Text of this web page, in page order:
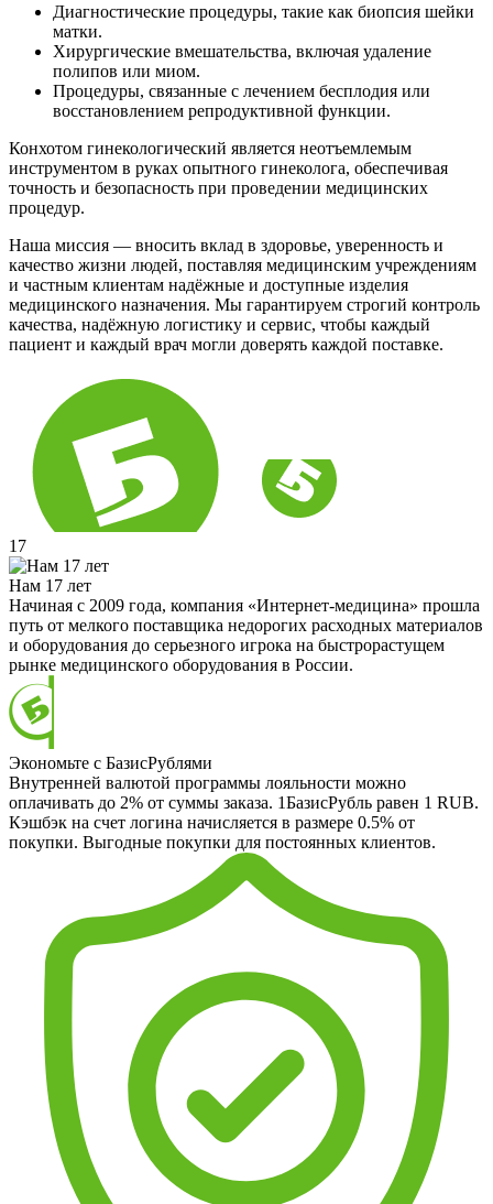
Диагностические процедуры, такие как биопсия шейки
матки.
Хирургические вмешательства, включая удаление
полипов или миом.
Процедуры, связанные с лечением бесплодия или
восстановлением репродуктивной функции.
Конхотом гинекологический является неотъемлемым
инструментом в руках опытного гинеколога, обеспечивая
точность и безопасность при проведении медицинских
процедур.
Наша миссия — вносить вклад в здоровье, уверенность и
качество жизни людей, поставляя медицинским учреждениям
и частным клиентам надёжные и доступные изделия
медицинского назначения. Мы гарантируем строгий контроль
качества, надёжную логистику и сервис, чтобы каждый
пациент и каждый врач могли доверять каждой поставке.
17
Нам 17 лет
Начиная с 2009 года, компания «Интернет-медицина» прошла
путь от мелкого поставщика недорогих расходных материалов
и оборудования до серьезного игрока на быстрорастущем
рынке медицинского оборудования в России.
Экономьте с БазисРублями
Внутренней валютой программы лояльности можно
оплачивать до 2% от суммы заказа. 1БазисРубль равен 1 RUB.
Кэшбэк на счет логина начисляется в размере 0.5% от
покупки. Выгодные покупки для постоянных клиентов.